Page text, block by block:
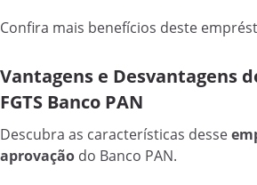
Confira mais benefícios deste
Vantagens e Desvantagens
FGTS Banco PAN
Descubra as características desse
aprovação do Banco PAN.